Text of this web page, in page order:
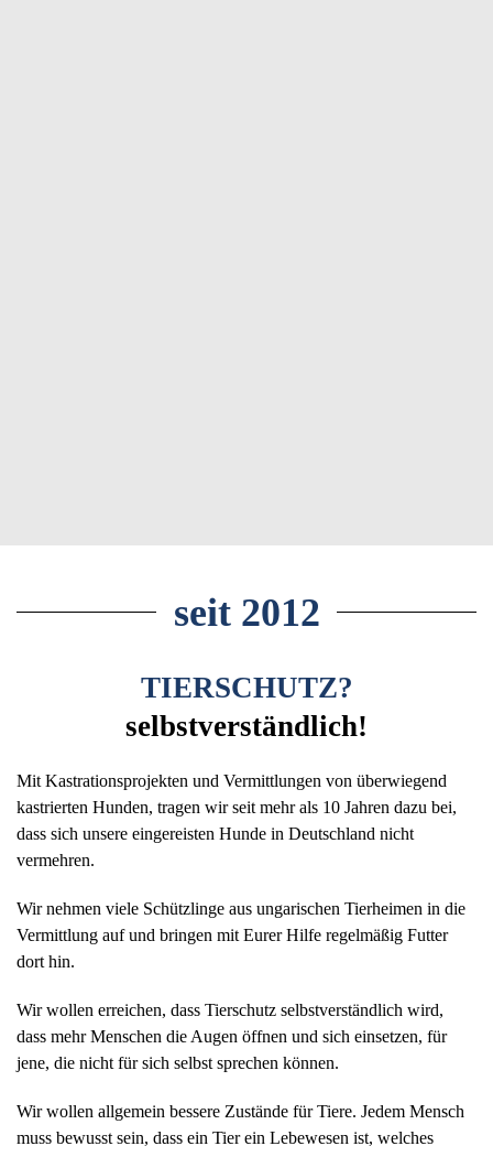
seit 2012
TIERSCHUTZ?
selbstverständlich!
Mit Kastrationsprojekten und Vermittlungen von überwiegend
kastrierten Hunden, tragen wir seit mehr als 10 Jahren dazu bei,
dass sich unsere eingereisten Hunde in Deutschland nicht
vermehren.
Wir nehmen viele Schützlinge aus ungarischen Tierheimen in die
Vermittlung auf und bringen mit Eurer Hilfe regelmäßig Futter
dort hin.
Wir wollen erreichen, dass Tierschutz selbstverständlich wird,
dass mehr Menschen die Augen öffnen und sich einsetzen, für
jene, die nicht für sich selbst sprechen können.
Wir wollen allgemein bessere Zustände für Tiere. Jedem Mensch
muss bewusst sein, dass ein Tier ein Lebewesen ist, welches